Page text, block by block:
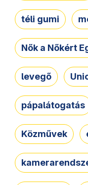
téli gumi
Nők a Nőkért
levegő
pápalátogatás
Közművek